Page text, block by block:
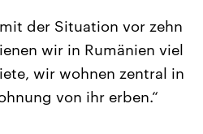
der Situation vor zehn
wir in Rumänien viel
wir wohnen zentral in
von ihr erben.“